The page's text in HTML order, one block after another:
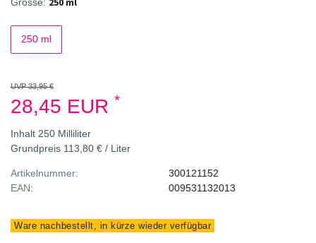
250 ml
UVP 33,95 €
28,45 EUR *
Inhalt 250 Milliliter
Grundpreis 113,80 € / Liter
Artikelnummer:
EAN:
300121152
009531132013
Ware nachbestellt, in kürze wieder verfügbar